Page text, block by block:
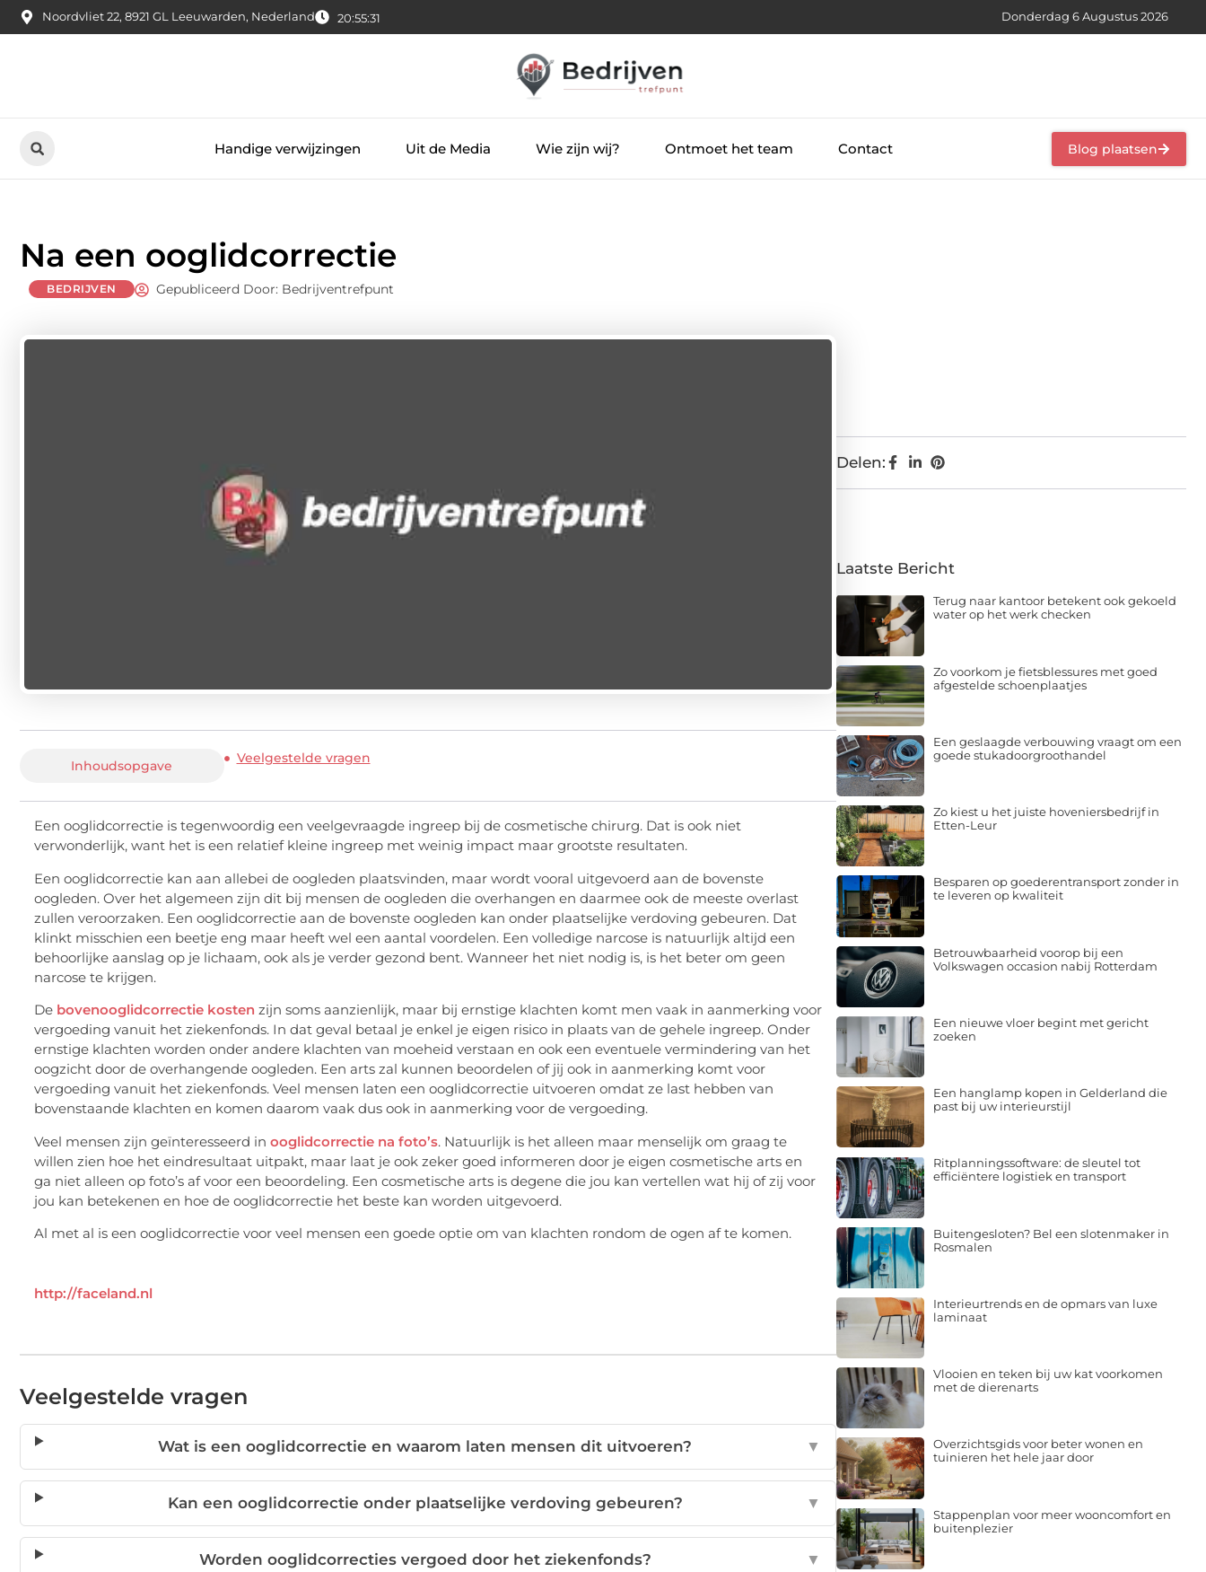
Noordvliet 22, 8921 GL Leeuwarden, Nederland 20:55:32 Donderdag 6 Augustus 2026
Handige verwijzingen Uit de Media Wie zijn wij? Ontmoet het team Contact Blog plaatsen
Na een ooglidcorrectie
BEDRIJVEN Gepubliceerd Door: Bedrijventrefpunt
Inhoudsopgave Veelgestelde vragen
Een ooglidcorrectie is tegenwoordig een veelgevraagde ingreep bij de cosmetische chirurg. Dat is ook niet
verwonderlijk, want het is een relatief kleine ingreep met weinig impact maar grootste resultaten.
Een ooglidcorrectie kan aan allebei de oogleden plaatsvinden, maar wordt vooral uitgevoerd aan de bovenste
oogleden. Over het algemeen zijn dit bij mensen de oogleden die overhangen en daarmee ook de meeste overlast
zullen veroorzaken. Een ooglidcorrectie aan de bovenste oogleden kan onder plaatselijke verdoving gebeuren. Dat
klinkt misschien een beetje eng maar heeft wel een aantal voordelen. Een volledige narcose is natuurlijk altijd een
behoorlijke aanslag op je lichaam, ook als je verder gezond bent. Wanneer het niet nodig is, is het beter om geen
narcose te krijgen.
De bovenooglidcorrectie kosten zijn soms aanzienlijk, maar bij ernstige klachten komt men vaak in aanmerking voor
vergoeding vanuit het ziekenfonds. In dat geval betaal je enkel je eigen risico in plaats van de gehele ingreep. Onder
ernstige klachten worden onder andere klachten van moeheid verstaan en ook een eventuele vermindering van het
oogzicht door de overhangende oogleden. Een arts zal kunnen beoordelen of jij ook in aanmerking komt voor
vergoeding vanuit het ziekenfonds. Veel mensen laten een ooglidcorrectie uitvoeren omdat ze last hebben van
bovenstaande klachten en komen daarom vaak dus ook in aanmerking voor de vergoeding.
Veel mensen zijn geïnteresseerd in ooglidcorrectie na foto’s. Natuurlijk is het alleen maar menselijk om graag te
willen zien hoe het eindresultaat uitpakt, maar laat je ook zeker goed informeren door je eigen cosmetische arts en
ga niet alleen op foto’s af voor een beoordeling. Een cosmetische arts is degene die jou kan vertellen wat hij of zij voor
jou kan betekenen en hoe de ooglidcorrectie het beste kan worden uitgevoerd.
Al met al is een ooglidcorrectie voor veel mensen een goede optie om van klachten rondom de ogen af te komen.
http://faceland.nl
Veelgestelde vragen
Wat is een ooglidcorrectie en waarom laten mensen dit uitvoeren? ▼
Kan een ooglidcorrectie onder plaatselijke verdoving gebeuren? ▼
Worden ooglidcorrecties vergoed door het ziekenfonds? ▼
Delen:
Laatste Bericht
Terug naar kantoor betekent ook gekoeld
water op het werk checken
Zo voorkom je fietsblessures met goed
afgestelde schoenplaatjes
Een geslaagde verbouwing vraagt om een
goede stukadoorgroothandel
Zo kiest u het juiste hoveniersbedrijf in
Etten-Leur
Besparen op goederentransport zonder in
te leveren op kwaliteit
Betrouwbaarheid voorop bij een
Volkswagen occasion nabij Rotterdam
Een nieuwe vloer begint met gericht
zoeken
Een hanglamp kopen in Gelderland die
past bij uw interieurstijl
Ritplanningssoftware: de sleutel tot
efficiëntere logistiek en transport
Buitengesloten? Bel een slotenmaker in
Rosmalen
Interieurtrends en de opmars van luxe
laminaat
Vlooien en teken bij uw kat voorkomen
met de dierenarts
Overzichtsgids voor beter wonen en
tuinieren het hele jaar door
Stappenplan voor meer wooncomfort en
buitenplezier